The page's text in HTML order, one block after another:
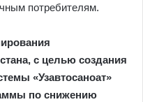
потребителям.
с целью создания
«Узавтосаноат»
по снижению